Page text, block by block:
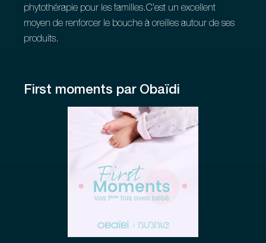
phytothérapie pour les familles.C’est un excellent
moyen de renforcer le bouche à oreilles autour de ses
produits.
First moments par Obaïdi